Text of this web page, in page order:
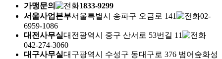
가맹문의
1833-9299
서울사업본부서울특별시 송파구 오금로 141
02-
6959-1086
대전사무실대전광역시 중구 산서로 53번길 11
042-274-3060
대구사무실대구광역시 수성구 동대구로 376 범어숲화성